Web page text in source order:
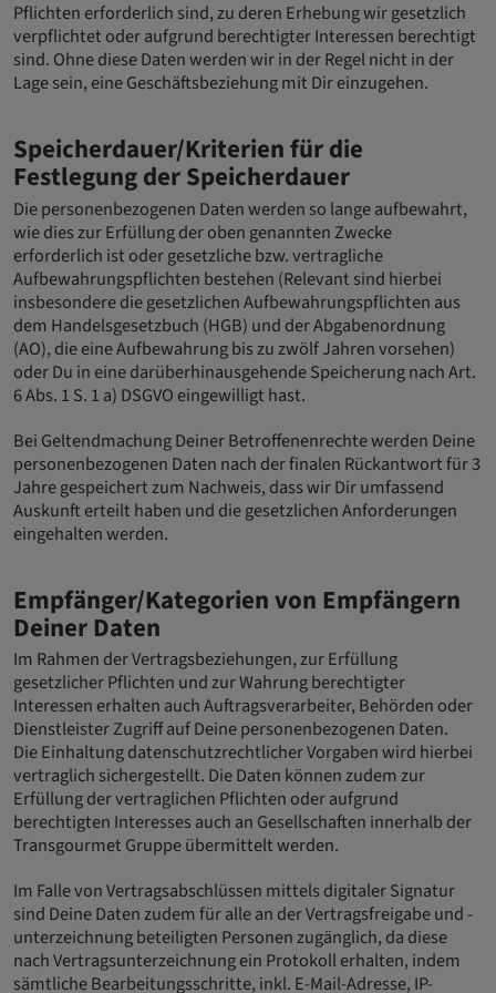
Pflichten erforderlich sind, zu deren Erhebung wir gesetzlich
verpflichtet oder aufgrund berechtigter Interessen berechtigt
sind. Ohne diese Daten werden wir in der Regel nicht in der
Lage sein, eine Geschäftsbeziehung mit Dir einzugehen.
Speicherdauer/Kriterien für die
Festlegung der Speicherdauer
Die personenbezogenen Daten werden so lange aufbewahrt,
wie dies zur Erfüllung der oben genannten Zwecke
erforderlich ist oder gesetzliche bzw. vertragliche
Aufbewahrungspflichten bestehen (Relevant sind hierbei
insbesondere die gesetzlichen Aufbewahrungspflichten aus
dem Handelsgesetzbuch (HGB) und der Abgabenordnung
(AO), die eine Aufbewahrung bis zu zwölf Jahren vorsehen)
oder Du in eine darüberhinausgehende Speicherung nach Art.
6 Abs. 1 S. 1 a) DSGVO eingewilligt hast.
Bei Geltendmachung Deiner Betroffenenrechte werden Deine
personenbezogenen Daten nach der finalen Rückantwort für 3
Jahre gespeichert zum Nachweis, dass wir Dir umfassend
Auskunft erteilt haben und die gesetzlichen Anforderungen
eingehalten werden.
Empfänger/Kategorien von Empfängern
Deiner Daten
Im Rahmen der Vertragsbeziehungen, zur Erfüllung
gesetzlicher Pflichten und zur Wahrung berechtigter
Interessen erhalten auch Auftragsverarbeiter, Behörden oder
Dienstleister Zugriff auf Deine personenbezogenen Daten.
Die Einhaltung datenschutzrechtlicher Vorgaben wird hierbei
vertraglich sichergestellt. Die Daten können zudem zur
Erfüllung der vertraglichen Pflichten oder aufgrund
berechtigten Interesses auch an Gesellschaften innerhalb der
Transgourmet Gruppe übermittelt werden.
Im Falle von Vertragsabschlüssen mittels digitaler Signatur
sind Deine Daten zudem für alle an der Vertragsfreigabe und -
unterzeichnung beteiligten Personen zugänglich, da diese
nach Vertragsunterzeichnung ein Protokoll erhalten, indem
sämtliche Bearbeitungsschritte, inkl. E-Mail-Adresse, IP-